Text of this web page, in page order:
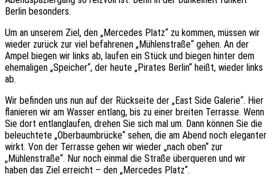
Berlin besonders.
Um an unserem Ziel, den „Mercedes Platz“ zu kommen, müssen wir
wieder zurück zur viel befahrenen „Mühlenstraße“ gehen. An der
Ampel biegen wir links ab, laufen ein Stück und biegen hinter dem
ehemaligen „Speicher“, der heute „Pirates Berlin“ heißt, wieder links
ab.
Wir befinden uns nun auf der Rückseite der „East Side Galerie“. Hier
flanieren wir am Wasser entlang, bis zu einer breiten Terrasse. Wenn
Sie dort entlanglaufen, drehen Sie sich mal um. Dann können Sie die
beleuchtete „Oberbaumbrücke“ sehen, die am Abend noch eleganter
wirkt. Von der Terrasse gehen wir wieder „nach oben“ zur
„Mühlenstraße“. Nur noch einmal die Straße überqueren und wir
haben das Ziel erreicht – den „Mercedes Platz“.